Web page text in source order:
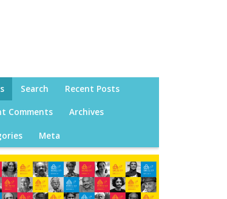
Search Recent Posts
Comments Archives
Meta